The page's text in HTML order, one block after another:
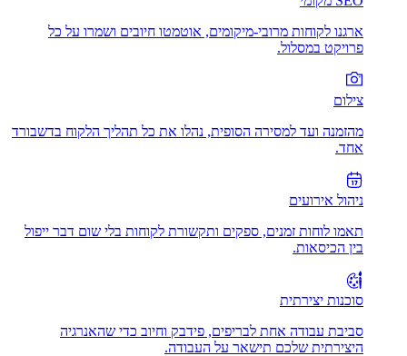
ארגנו לקוחות מרובי-מיקומים, אוטמטו חיובים ושמרו על כל
פרויקט במסלול.
צילום
מהזמנה ועד למסירה הסופית, נהלו את כל תהליך הלקוח בדשבורד
אחד.
ניהול אירועים
תאמו לוחות זמנים, ספקים ותקשורת לקוחות בלי שום דבר ייפול
בין הכיסאות.
סוכנות יצירתית
סביבת עבודה אחת לבריפים, פידבק וחיוב כדי שהאנרגיה
היצירתית שלכם תישאר על העבודה.